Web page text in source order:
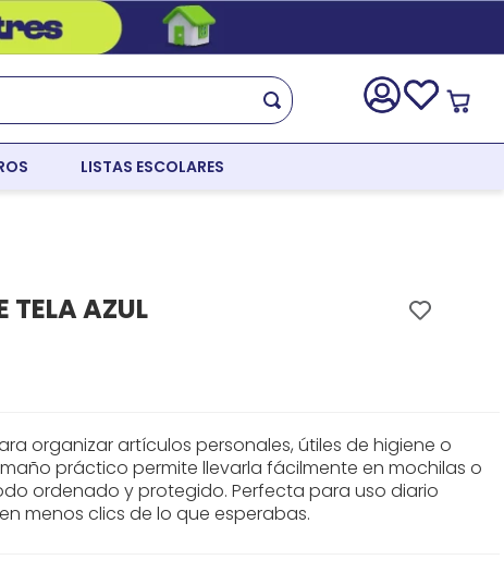
LISTAS ESCOLARES
TELA AZUL
organizar artículos personales, útiles de higiene o
práctico permite llevarla fácilmente en mochilas o
ordenado y protegido. Perfecta para uso diario
menos clics de lo que esperabas.